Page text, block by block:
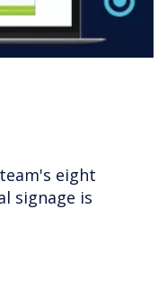
eight
signage is